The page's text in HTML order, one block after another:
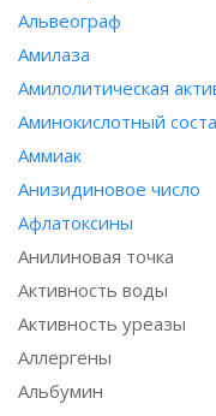
Альвеограф
Амилаза
Амилолитическая
Аминокислотный
Аммиак
Анизидиновое число
Афлатоксины
Анилиновая точка
Активность воды
Активность уреазы
Аллергены
Альбумин